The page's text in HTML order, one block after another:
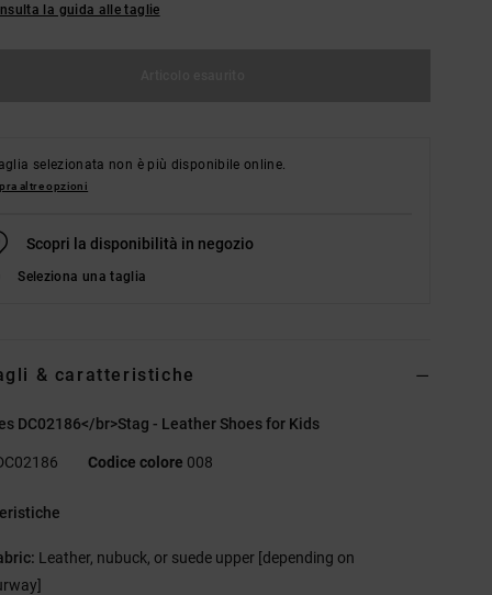
la guida alle taglie
selezionata non è più disponibile online.
altre opzioni
Scopri la disponibilità in negozio
Seleziona una taglia
& caratteristiche
DC02186</br>Stag - Leather Shoes for Kids
Codice colore 008
Leather, nubuck, or suede upper [depending on